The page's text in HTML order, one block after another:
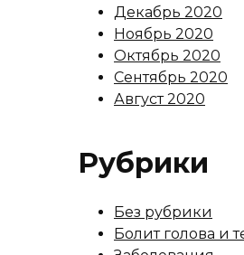
Декабрь 2020
Ноябрь 2020
Октябрь 2020
Сентябрь 2020
Август 2020
Рубрики
Без рубрики
Болит голова и